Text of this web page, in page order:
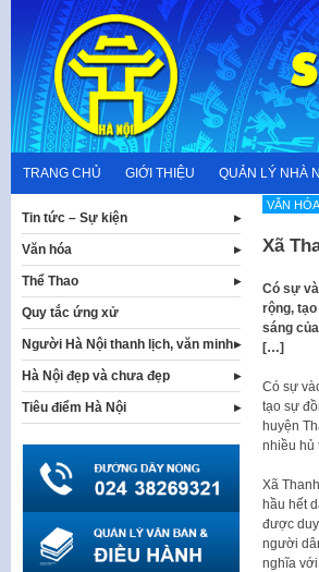
content
TRANG CHỦ GIỚI THIỆU QUẢN LÝ NHÀ
VĂN
Xã
Có sự
rộng,
sáng
[…]
Có sự
tạo sự
huyện
nhiều hủ
Xã
hầu hết
được
người
nghĩa
Tin tức – Sự kiện
Văn hóa
Thể Thao
Quy tắc ứng xử
Người Hà Nội thanh lịch, văn minh
Hà Nội đẹp và chưa đẹp
Tiêu điểm Hà Nội